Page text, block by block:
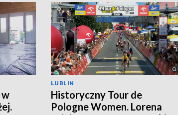
LUBLIN
Historyczny Tour de
Pologne Women. Lorena